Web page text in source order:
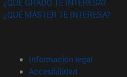
ventana)
ventana)
¿QUÉ GRADO TE INTERESA?
¿QUÉ MÁSTER TE INTERESA?
Información legal
Accesibilidad